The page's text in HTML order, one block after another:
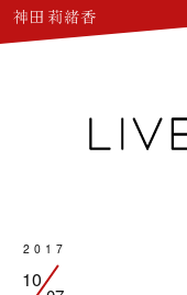
2017
10